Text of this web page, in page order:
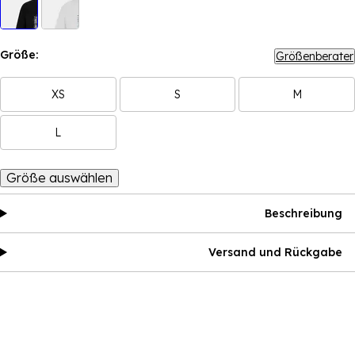
Größe: Größenberater
XS S M
L
Größe auswählen
Beschreibung
Versand und Rückgabe